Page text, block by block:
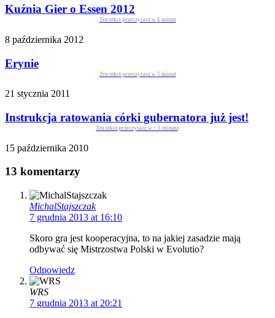
Kuźnia Gier o Essen 2012
Ten tekst przeczytasz w 6 minut
8 października 2012
Erynie
Ten tekst przeczytasz w 5 minut
21 stycznia 2011
Instrukcja ratowania córki gubernatora już jest!
Ten tekst przeczytasz w < 1 minutę
15 października 2010
13 komentarzy
MichalStajszczak
7 grudnia 2013 at 16:10
Skoro gra jest kooperacyjna, to na jakiej zasadzie mają
odbywać się Mistrzostwa Polski w Evolutio?
Odpowiedz
WRS
7 grudnia 2013 at 20:21